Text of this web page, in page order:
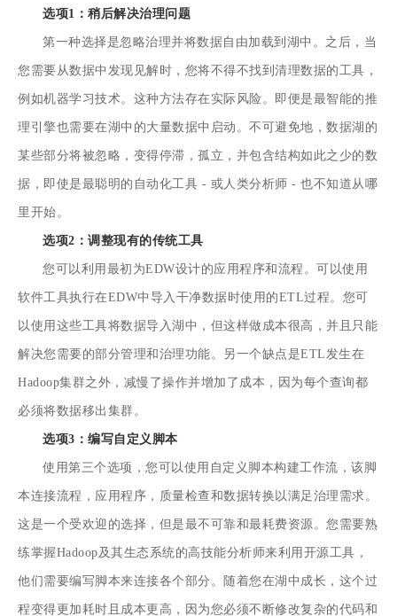
选项1：稍后解决治理问题
第一种选择是忽略治理并将数据自由加载到湖中。之后，当
您需要从数据中发现见解时，您将不得不找到清理数据的工具，
例如机器学习技术。这种方法存在实际风险。即便是最智能的推
理引擎也需要在湖中的大量数据中启动。不可避免地，数据湖的
某些部分将被忽略，变得停滞，孤立，并包含结构如此之少的数
据，即使是最聪明的自动化工具 - 或人类分析师 - 也不知道从哪
里开始。
选项2：调整现有的传统工具
您可以利用最初为EDW设计的应用程序和流程。可以使用
软件工具执行在EDW中导入干净数据时使用的ETL过程。您可
以使用这些工具将数据导入湖中，但这样做成本很高，并且只能
解决您需要的部分管理和治理功能。另一个缺点是ETL发生在
Hadoop集群之外，减慢了操作并增加了成本，因为每个查询都
必须将数据移出集群。
选项3：编写自定义脚本
使用第三个选项，您可以使用自定义脚本构建工作流，该脚
本连接流程，应用程序，质量检查和数据转换以满足治理需求。
这是一个受欢迎的选择，但是最不可靠和最耗费资源。您需要熟
练掌握Hadoop及其生态系统的高技能分析师来利用开源工具，
他们需要编写脚本来连接各个部分。随着您在湖中成长，这个过
程变得更加耗时且成本更高，因为您必须不断修改复杂的代码和